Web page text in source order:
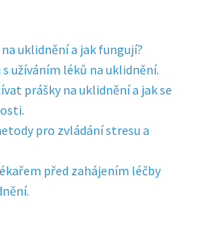
uklidnění a jak fungují?
užíváním léků na uklidnění.
prášky na uklidnění a jak se
pro zvládání stresu a
před zahájením léčby